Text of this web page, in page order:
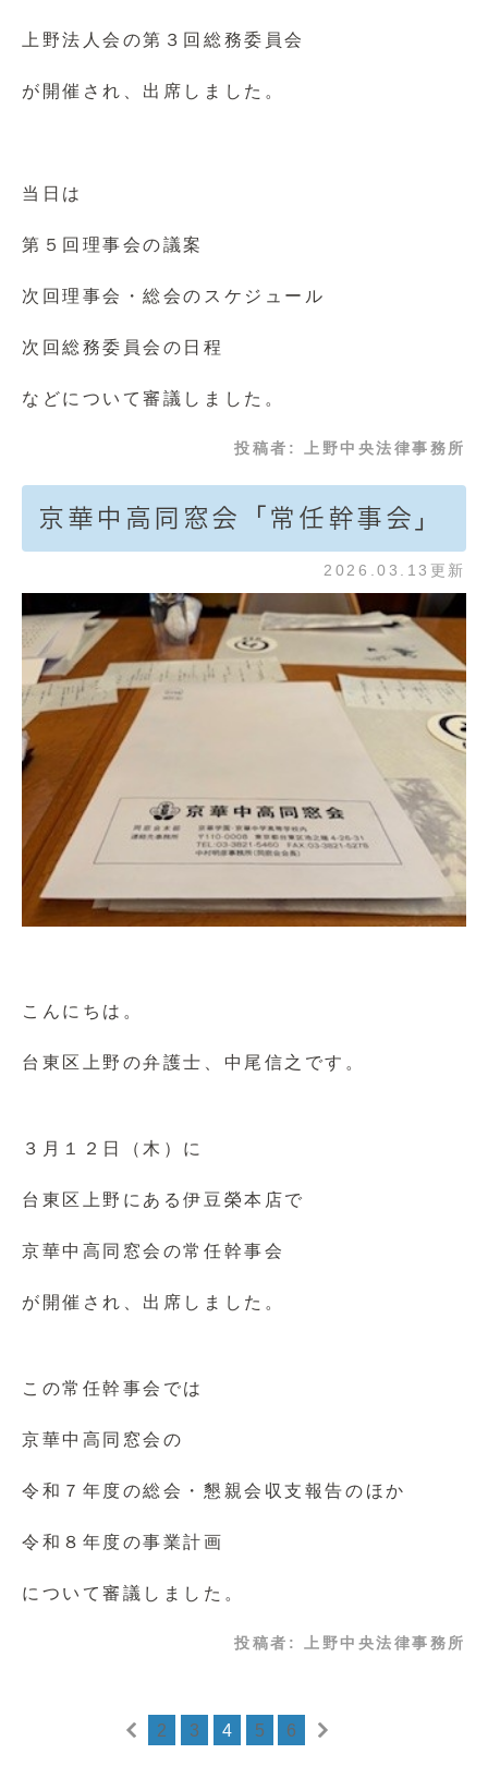
上野法人会の第３回総務委員会
が開催され、出席しました。
当日は
第５回理事会の議案
次回理事会・総会のスケジュール
次回総務委員会の日程
などについて審議しました。
投稿者: 上野中央法律事務所
京華中高同窓会「常任幹事会」
2026.03.13更新
こんにちは。
台東区上野の弁護士、中尾信之です。
３月１２日（木）に
台東区上野にある伊豆榮本店で
京華中高同窓会の常任幹事会
が開催され、出席しました。
この常任幹事会では
京華中高同窓会の
令和７年度の総会・懇親会収支報告のほか
令和８年度の事業計画
について審議しました。
投稿者: 上野中央法律事務所
2 3 4 5 6